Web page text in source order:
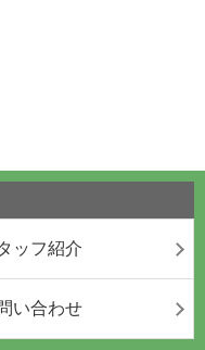
ッフ紹介
い合わせ